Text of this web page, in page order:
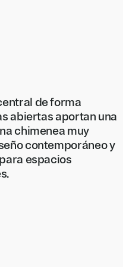
de forma
abiertas aportan una
chimenea muy
contemporáneo y
espacios